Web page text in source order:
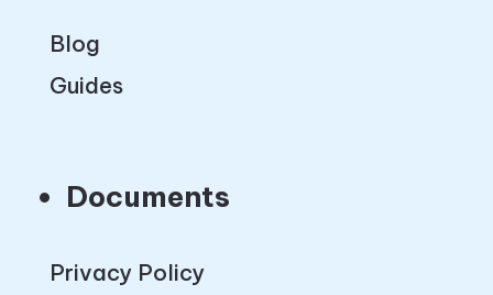
Blog
Guides
Documents
Privacy Policy